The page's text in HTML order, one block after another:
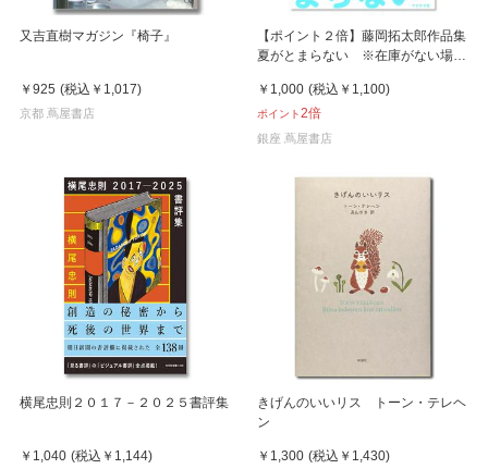
又吉直樹マガジン『椅子』
￥925 (税込 ￥1,017)
京都 蔦屋書店
【ポイント２倍】藤岡拓太郎作品集
夏がとまらない ※在庫がない場合
￥1,000 (税込 ￥1,100)
ポイント2倍
銀座 蔦屋書店
横尾忠則２０１７－２０２５書評集
￥1,040 (税込 ￥1,144)
きげんのいいリス トーン・テレヘ
ン
￥1,300 (税込 ￥1,430)